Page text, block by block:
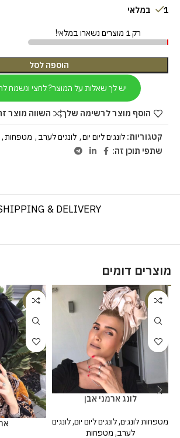
1 במלאי
רק 1 מוצרים נשארו במלאי!
הוספה לסל
יש לך שאלות על המוצר? לחצי ונשמח
הוסף מוצר לרשימה שלך השווה מוצר
קטגוריות: לונגים ליום יום, לונגים לערב , מטפחות,
שתפי תוכן זה:
& DELIVERY
מוצרים דומים
-20%
לונג ארמני אבן
מטפחות לונגים,לונגים ליום יום,לונגים
לערב, מטפחות
-20%